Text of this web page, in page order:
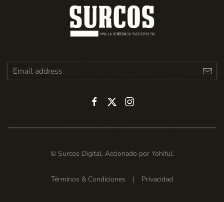
© Surcos Digital. Accionado por Yohiful.
Términos & Condiciones | Privacidad